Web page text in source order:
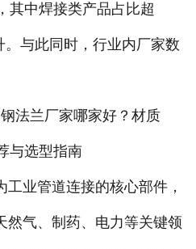
其中焊接类产品占比超
。与此同时，行业内厂家数
法兰厂家哪家好？材质
与选型指南
业管道连接的核心部件，
然气、制药、电力等关键领